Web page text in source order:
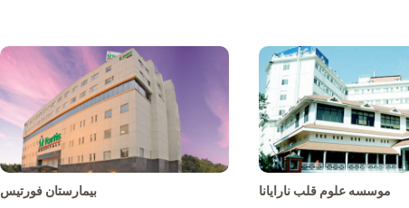
بیمارستان فورتیس موسسه علوم قلب نارایانا